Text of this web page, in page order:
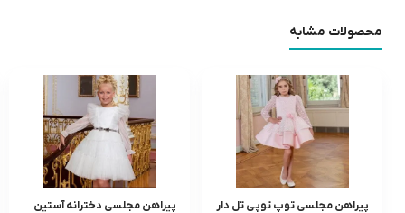
محصولات مشابه
پیراهن مجلسی توپ توپی تل دار
پیراهن مجلسی دخترانه آستین